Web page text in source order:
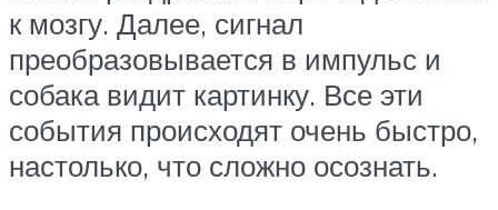
к мозгу. Далее, сигнал
преобразовывается в импульс и
собака видит картинку. Все эти
события происходят очень быстро,
настолько, что сложно осознать.